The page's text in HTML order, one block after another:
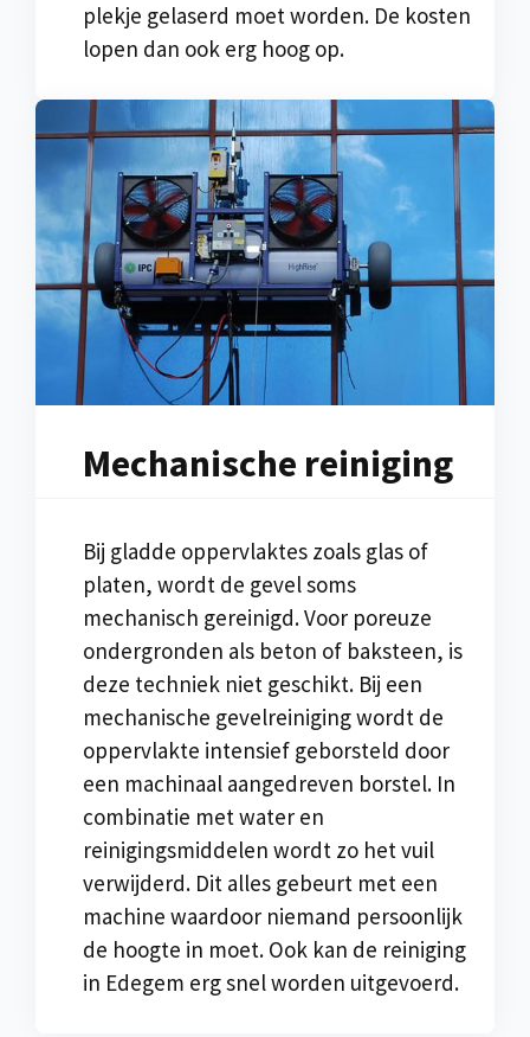
plekje gelaserd moet worden. De kosten
lopen dan ook erg hoog op.
Mechanische reiniging
Bij gladde oppervlaktes zoals glas of
platen, wordt de gevel soms
mechanisch gereinigd. Voor poreuze
ondergronden als beton of baksteen, is
deze techniek niet geschikt. Bij een
mechanische gevelreiniging wordt de
oppervlakte intensief geborsteld door
een machinaal aangedreven borstel. In
combinatie met water en
reinigingsmiddelen wordt zo het vuil
verwijderd. Dit alles gebeurt met een
machine waardoor niemand persoonlijk
de hoogte in moet. Ook kan de reiniging
in Edegem erg snel worden uitgevoerd.